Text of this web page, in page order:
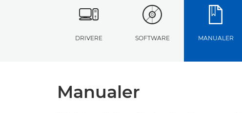
DRIVERE SOFTWARE MANUALER
Manualer